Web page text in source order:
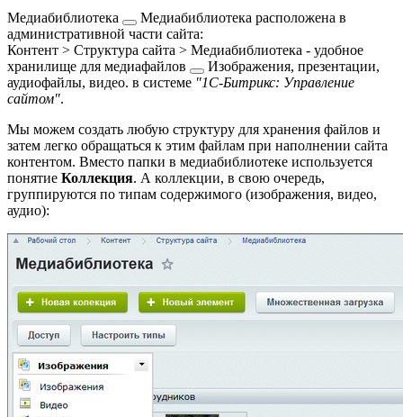
Медиабиблиотека
Медиабиблиотека расположена в
административной части сайта:
Контент > Структура сайта > Медиабиблиотека - удобное
хранилище для медиафайлов
Изображения, презентации,
аудиофайлы, видео. в системе "1С-Битрикс: Управление
сайтом".
Мы можем создать любую структуру для хранения файлов и
затем легко обращаться к этим файлам при наполнении сайта
контентом. Вместо папки в медиабиблиотеке используется
понятие Коллекция. А коллекции, в свою очередь,
группируются по типам содержимого (изображения, видео,
аудио):